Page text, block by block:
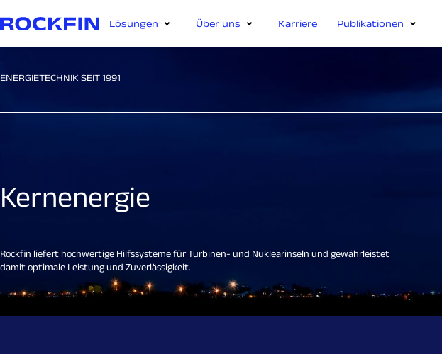
Lösungen Über uns Karriere Publikationen
ENERGIETECHNIK SEIT 1991
Kernenergie
Rockfin liefert hochwertige Hilfssysteme für Turbinen- und Nuklearinseln und gewährleistet
damit optimale Leistung und Zuverlässigkeit.